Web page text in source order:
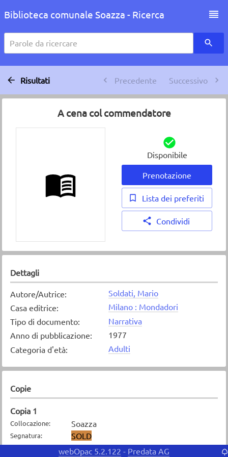
Biblioteca comunale Soazza - Ricerca
Parole da ricercare
Risultati Precedente Successivo
A cena col commendatore
Disponibile
Prenotazione
Lista dei preferiti
Condividi
Dettagli
Autore/Autrice:
Soldati, Mario
Casa editrice:
Milano : Mondadori
Tipo di documento:
Narrativa
Anno di pubblicazione:
1977
Categoria d'età: Adulti
Copie
Copia 1
Collocazione: Soazza
Segnatura: SOLD
Data d'entrata: 10.1.2008
webOpac 5.2.122 - Predata AG